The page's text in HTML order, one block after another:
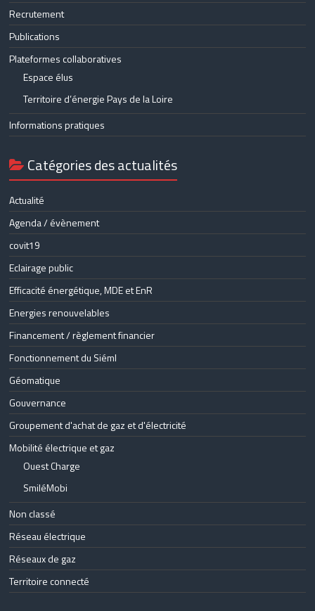
Recrutement
Publications
Plateformes collaboratives
Espace élus
Territoire d’énergie Pays de la Loire
Informations pratiques
Catégories des actualités
Actualité
Agenda / évènement
covit19
Eclairage public
Efficacité énergétique, MDE et EnR
Energies renouvelables
Financement / règlement financier
Fonctionnement du Siéml
Géomatique
Gouvernance
Groupement d'achat de gaz et d'électricité
Mobilité électrique et gaz
Ouest Charge
SmiléMobi
Non classé
Réseau électrique
Réseaux de gaz
Territoire connecté